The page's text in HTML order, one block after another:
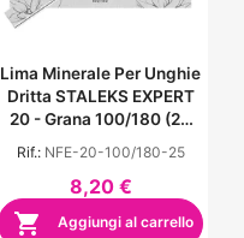
Lima Minerale Per Unghie
Dritta STALEKS EXPERT
20 - Grana 100/180 (25
Rif.: NFE-20-100/180-25
8,20 €
 Aggiungi al carrello